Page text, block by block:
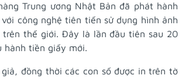
Trung ương Nhật Bản đã phát hành
công nghệ tiên tiến sử dụng hình ảnh
trên thế giới. Đây là lần đầu tiên sau 20
hành tiền giấy mới.
đồng thời các con số được in trên tờ